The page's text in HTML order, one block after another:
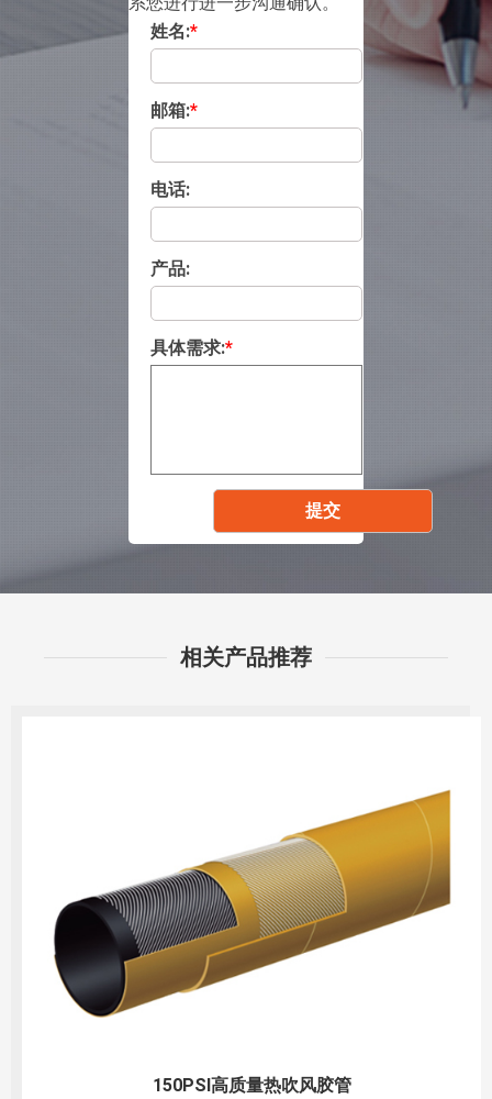
姓名:*
邮箱:*
电话:
产品:
具体需求:*
相关产品推荐
600PSI高温耐油编织钢线空气管